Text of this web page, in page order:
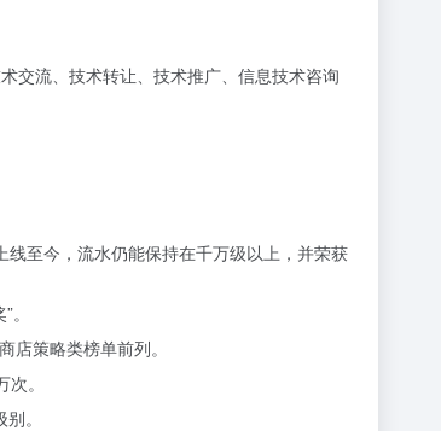
交流、技术转让、技术推广、信息技术咨询
至今，流水仍能保持在千万级以上，并荣获
策略类榜单前列。
。
。